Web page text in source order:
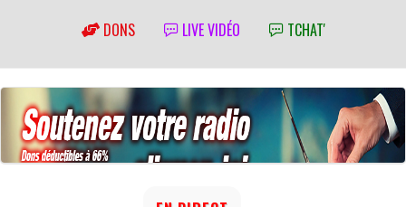
DONS LIVE VIDÉO TCHAT'